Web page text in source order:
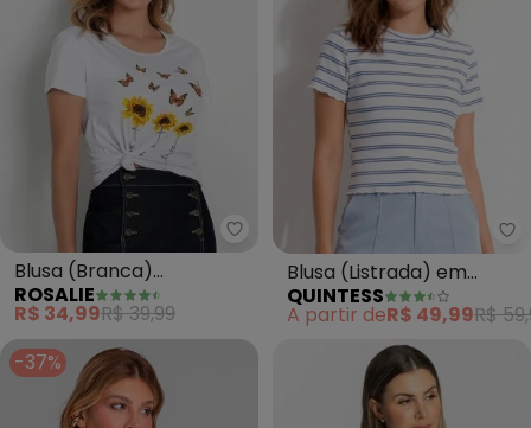
Rosalie - Blusa (Branca)
Blusa (Branca)
Estampada
ROSALIE
R$ 34,99R$ 39,99
Blusa (Listrada) em
Malha Canelada
QUINTESS
A partir deR$ 49,99R$
-37%